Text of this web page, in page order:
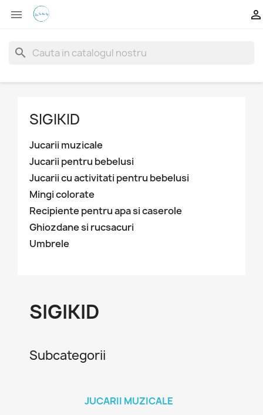
 
search
SIGIKID
Jucarii muzicale
Jucarii pentru bebelusi
Jucarii cu activitati pentru bebelusi
Mingi colorate
Recipiente pentru apa si caserole
Ghiozdane si rucsacuri
Umbrele
SIGIKID
Subcategorii
JUCARII MUZICALE